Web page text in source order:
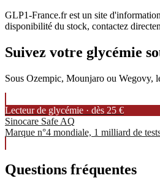
GLP1-France.fr est un site
disponibilité du stock, contactez
Suivez votre glycémie
Sous Ozempic, Mounjaro ou Wegovy,
Lecteur de glycémie · dès 25 €
Sinocare Safe AQ
Marque n°4 mondiale, 1 milliard de
Questions fréquentes